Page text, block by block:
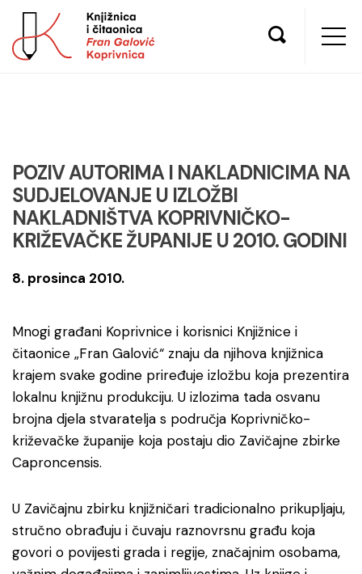
POZIV AUTORIMA I NAKLADNICIMA NA
SUDJELOVANJE U IZLOŽBI
NAKLADNIŠTVA KOPRIVNIČKO-
KRIŽEVAČKE ŽUPANIJE U 2010. GODINI
8. prosinca 2010.
Mnogi građani Koprivnice i korisnici Knjižnice i
čitaonice „Fran Galović“ znaju da njihova knjižnica
krajem svake godine priređuje izložbu koja prezentira
lokalnu knjižnu produkciju. U izlozima tada osvanu
brojna djela stvaratelja s područja Koprivničko-
križevačke županije koja postaju dio Zavičajne zbirke
Caproncensis.
U Zavičajnu zbirku knjižničari tradicionalno prikupljaju,
stručno obrađuju i čuvaju raznovrsnu građu koja
govori o povijesti grada i regije, značajnim osobama,